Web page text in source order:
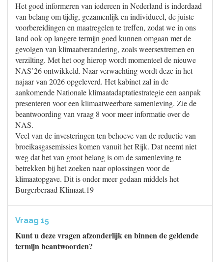
Het goed informeren van iedereen in Nederland is inderdaad
van belang om tijdig, gezamenlijk en individueel, de juiste
voorbereidingen en maatregelen te treffen, zodat we in ons
land ook op langere termijn goed kunnen omgaan met de
gevolgen van klimaatverandering, zoals weersextremen en
verzilting. Met het oog hierop wordt momenteel de nieuwe
NAS’26 ontwikkeld. Naar verwachting wordt deze in het
najaar van 2026 opgeleverd. Het kabinet zal in de
aankomende Nationale klimaatadaptatiestrategie een aanpak
presenteren voor een klimaatweerbare samenleving. Zie de
beantwoording van vraag 8 voor meer informatie over de
NAS.
Veel van de investeringen ten behoeve van de reductie van
broeikasgasemissies komen vanuit het Rijk. Dat neemt niet
weg dat het van groot belang is om de samenleving te
betrekken bij het zoeken naar oplossingen voor de
klimaatopgave. Dit is onder meer gedaan middels het
Burgerberaad Klimaat.19
Vraag 15
Kunt u deze vragen afzonderlijk en binnen de geldende
termijn beantwoorden?